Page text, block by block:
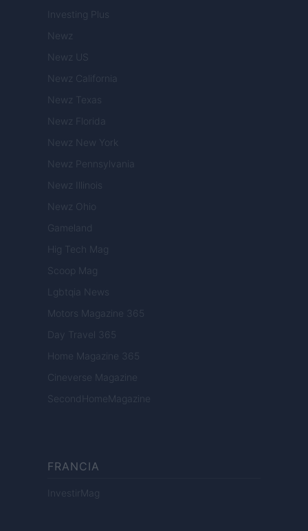
Investing Plus
Newz
Newz US
Newz California
Newz Texas
Newz Florida
Newz New York
Newz Pennsylvania
Newz Illinois
Newz Ohio
Gameland
Hig Tech Mag
Scoop Mag
Lgbtqia News
Motors Magazine 365
Day Travel 365
Home Magazine 365
Cineverse Magazine
SecondHomeMagazine
FRANCIA
InvestirMag